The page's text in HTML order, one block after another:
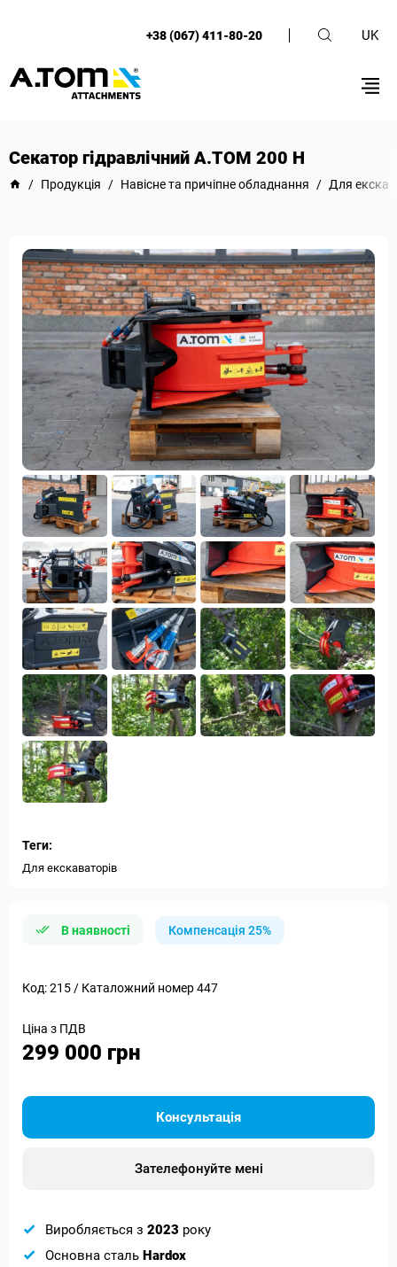
+38 (067) 411-80-20 UK
Секатор гідравлічний А.ТОМ 200 Н
/ Продукція / Навісне та причіпне обладнання / Для
Теги:
Для екскаваторів
В наявності Компенсація 25%
Код: 215 / Каталожний номер 447
Ціна з ПДВ
299 000 грн
Консультація
Зателефонуйте мені
Виробляється з 2023 року
Основна сталь Hardox